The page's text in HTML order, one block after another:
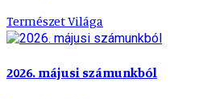
Természet Világa
2026. májusi számunkból